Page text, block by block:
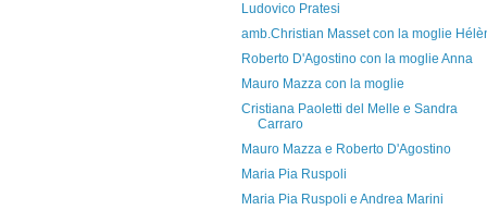
Ludovico Pratesi
amb.Christian Masset con la moglie
Roberto D'Agostino con la moglie Anna
Mauro Mazza con la moglie
Cristiana Paoletti del Melle e Sandra
Carraro
Mauro Mazza e Roberto D'Agostino
Maria Pia Ruspoli
Maria Pia Ruspoli e Andrea Marini